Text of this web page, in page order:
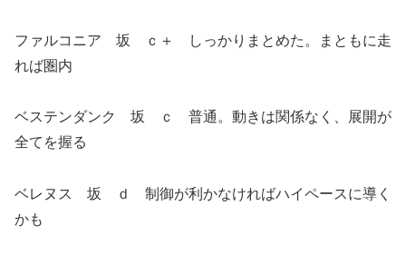
ファルコニア 坂 ｃ＋ しっかりまとめた。まともに走
れば圏内
ベステンダンク 坂 ｃ 普通。動きは関係なく、展開が
全てを握る
ベレヌス 坂 ｄ 制御が利かなければハイペースに導く
かも